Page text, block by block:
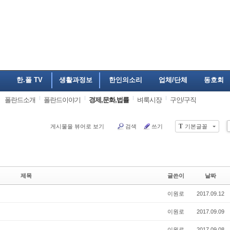
한.폴 TV 생활과정보 한인의소리 업체/단체 동호회
폴란드소개 폴란드이야기 경제,문화,법률 벼룩시장 구인/구직
T 기본글꼴
게시물을 뷰어로 보기 검색 쓰기
제목 글쓴이 날짜
이원로 2017.09.12
이원로 2017.09.09